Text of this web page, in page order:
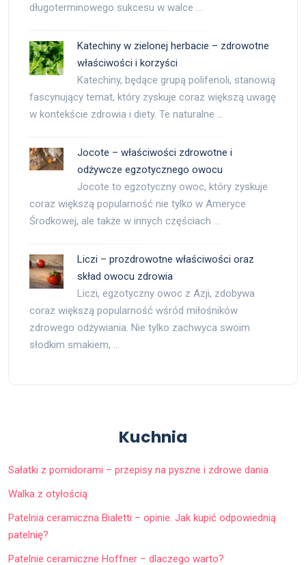
długoterminowego sukcesu w walce …
Katechiny w zielonej herbacie – zdrowotne
właściwości i korzyści
Katechiny, będące grupą polifenoli, stanowią
fascynujący temat, który zyskuje coraz większą uwagę
w kontekście zdrowia i diety. Te naturalne …
Jocote – właściwości zdrowotne i
odżywcze egzotycznego owocu
Jocote to egzotyczny owoc, który zyskuje
coraz większą popularność nie tylko w Ameryce
Środkowej, ale także w innych częściach …
Liczi – prozdrowotne właściwości oraz
skład owocu zdrowia
Liczi, egzotyczny owoc z Azji, zdobywa
coraz większą popularność wśród miłośników
zdrowego odżywiania. Nie tylko zachwyca swoim
słodkim smakiem, …
Kuchnia
Sałatki z pomidorami – przepisy na pyszne i zdrowe dania
Walka z otyłością
Patelnia ceramiczna Bialetti – opinie. Jak kupić odpowiednią
patelnię?
Patelnie ceramiczne Hoffner – dlaczego warto?